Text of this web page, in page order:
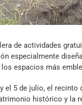
de actividades
especialmente
los espacios más
el 5 de julio, el
histórico y la